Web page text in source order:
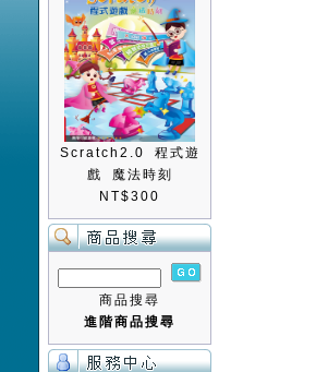
Scratch2.0 程式遊
戲 魔法時刻
NT$300
商品搜尋
進階商品搜尋